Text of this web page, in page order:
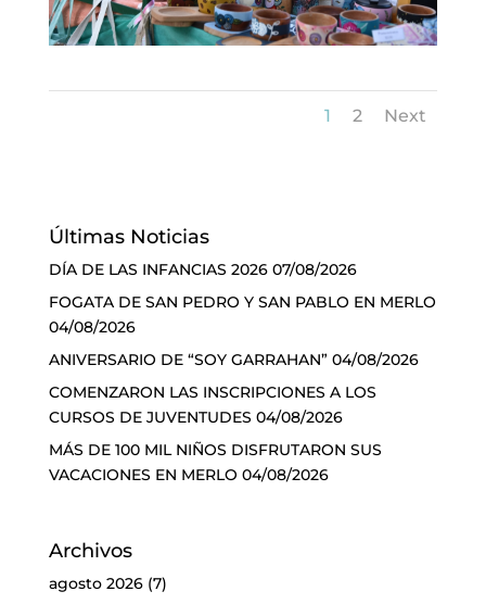
1 2 Next
Últimas Noticias
DÍA DE LAS INFANCIAS 2026 07/08/2026
FOGATA DE SAN PEDRO Y SAN PABLO EN MERLO
04/08/2026
ANIVERSARIO DE “SOY GARRAHAN” 04/08/2026
COMENZARON LAS INSCRIPCIONES A LOS
CURSOS DE JUVENTUDES 04/08/2026
MÁS DE 100 MIL NIÑOS DISFRUTARON SUS
VACACIONES EN MERLO 04/08/2026
Archivos
agosto 2026(7)